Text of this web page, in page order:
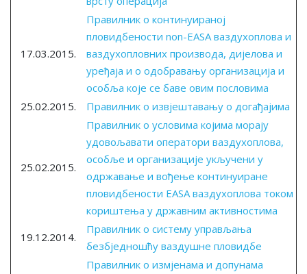
17.03.2015.
Правилник о континуираној
пловидбености non-EASA ваздухоплова и
ваздухопловних производа, дијелова и
уређаја и о одобравању организација и
особља које се баве овим пословима
25.02.2015.
Правилник о извјештавању о догађајима
25.02.2015.
Правилник о условима којима морају
удовољавати оператори ваздухоплова,
особље и организације укључени у
одржавање и вођење континуиране
пловидбености EASA ваздухоплова током
кориштења у државним активностима
19.12.2014.
Правилник о систему управљања
безбједношћу ваздушне пловидбе
Правилник о измјенама и допунама